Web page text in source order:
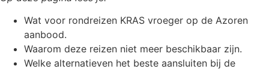
Wat voor rondreizen KRAS vroeger op de Azoren
aanbood.
Waarom deze reizen niet meer beschikbaar zijn.
Welke alternatieven het beste aansluiten bij de